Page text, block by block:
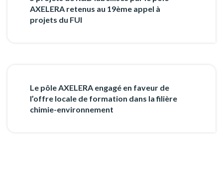
AXELERA retenus au 19ème appel à
projets du FUI
Le pôle AXELERA engagé en faveur de
l’offre locale de formation dans la filière
chimie-environnement